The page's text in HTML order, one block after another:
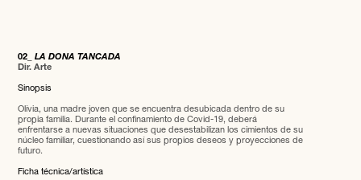
02_LA DONA TANCADA
Dir. Arte
Sinopsis
Olívia, una madre joven que se encuentra desubicada dentro de su
propia familia. Durante el confinamiento de Covid-19, deberá
enfrentarse a nuevas situaciones que desestabilizan los cimientos de su
núcleo familiar, cuestionando así sus propios deseos y proyecciones de
futuro.
Ficha técnica/artística